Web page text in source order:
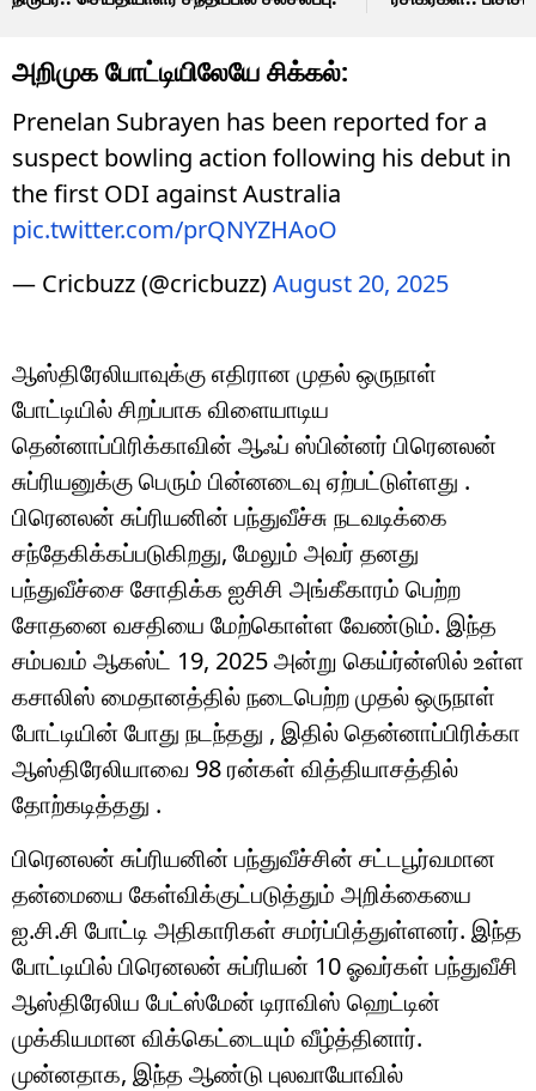
அறிமுக போட்டியிலேயே சிக்கல்:
Prenelan Subrayen has been reported for a
suspect bowling action following his debut in
the first ODI against Australia
pic.twitter.com/prQNYZHAoO
— Cricbuzz (@cricbuzz)August 20, 2025
ஆஸ்திரேலியாவுக்கு எதிரான முதல் ஒருநாள்
போட்டியில் சிறப்பாக விளையாடிய
தென்னாப்பிரிக்காவின் ஆஃப் ஸ்பின்னர் பிரெனலன்
சுப்ரியனுக்கு பெரும் பின்னடைவு ஏற்பட்டுள்ளது .
பிரெனலன் சுப்ரியனின் பந்துவீச்சு நடவடிக்கை
சந்தேகிக்கப்படுகிறது, மேலும் அவர் தனது
பந்துவீச்சை சோதிக்க ஐசிசி அங்கீகாரம் பெற்ற
சோதனை வசதியை மேற்கொள்ள வேண்டும். இந்த
சம்பவம் ஆகஸ்ட் 19, 2025 அன்று கெய்ர்ன்ஸில் உள்ள
கசாலிஸ் மைதானத்தில் நடைபெற்ற முதல் ஒருநாள்
போட்டியின் போது நடந்தது , இதில் தென்னாப்பிரிக்கா
ஆஸ்திரேலியாவை 98 ரன்கள் வித்தியாசத்தில்
தோற்கடித்தது .
பிரெனலன் சுப்ரியனின் பந்துவீச்சின் சட்டபூர்வமான
தன்மையை கேள்விக்குட்படுத்தும் அறிக்கையை
ஐ.சி.சி போட்டி அதிகாரிகள் சமர்ப்பித்துள்ளனர். இந்த
போட்டியில் பிரெனலன் சுப்ரியன் 10 ஓவர்கள் பந்துவீசி
ஆஸ்திரேலிய பேட்ஸ்மேன் டிராவிஸ் ஹெட்டின்
முக்கியமான விக்கெட்டையும் வீழ்த்தினார்.
முன்னதாக, இந்த ஆண்டு புலவாயோவில்